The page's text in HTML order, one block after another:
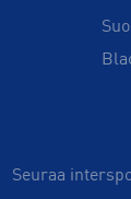
Seuraa